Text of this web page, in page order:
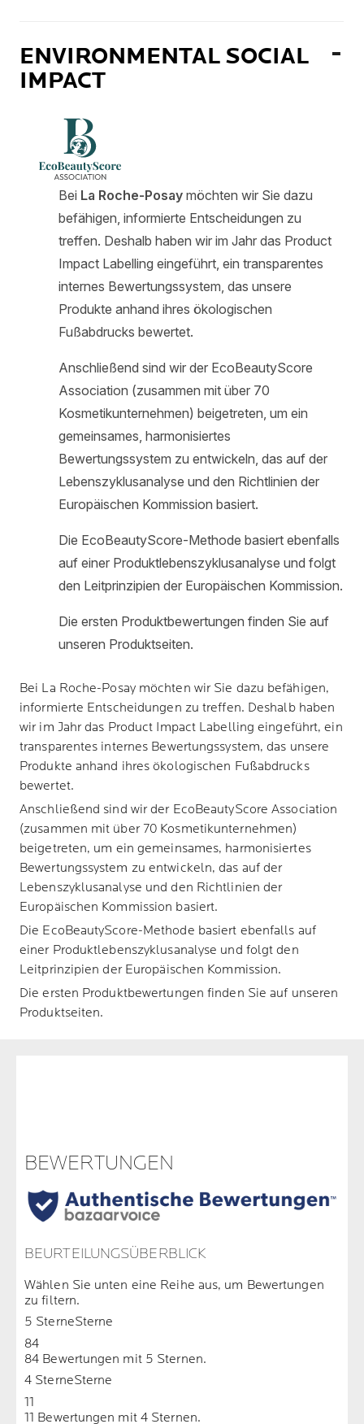
ENVIRONMENTAL SOCIAL
IMPACT
Bei La Roche-Posaymöchten wir Sie dazu befähigen,
informierte Entscheidungen zu treffen. Deshalb haben
wir im Jahr das Product Impact Labelling eingeführt, ein
transparentes internes Bewertungssystem, das unsere
Produkte anhand ihres ökologischen Fußabdrucks
bewertet.
Anschließend sind wir der EcoBeautyScore Association
(zusammen mit über 70 Kosmetikunternehmen)
beigetreten, um ein gemeinsames, harmonisiertes
Bewertungssystem zu entwickeln, das auf der
Lebenszyklusanalyse und den Richtlinien der
Europäischen Kommission basiert.
Die EcoBeautyScore-Methode basiert ebenfalls auf
einer Produktlebenszyklusanalyse und folgt den
Leitprinzipien der Europäischen Kommission.
Die ersten Produktbewertungen finden Sie auf unseren
Produktseiten.
BEWERTUNGEN
BEURTEILUNGSÜBERBLICK
Wählen Sie unten eine Reihe aus, um Bewertungen
zu filtern.
5 SterneSterne
84
84 Bewertungen mit 5 Sternen.
4 SterneSterne
11
11 Bewertungen mit 4 Sternen.